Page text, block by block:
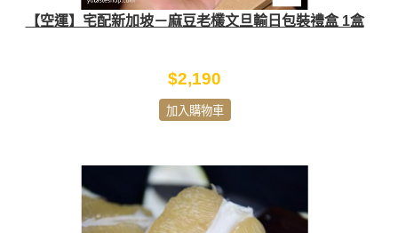
【空運】宅配新加坡－麻豆老欉文旦輸日包裝禮盒 1盒
$2,190
加入購物車